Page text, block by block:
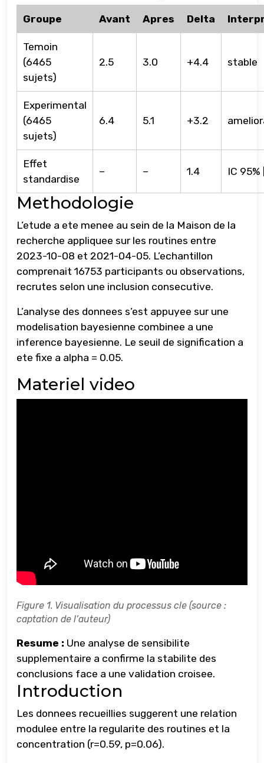
Groupe Avant Apres Delta
Temoin
(6465
sujets)
2.5 3.0 +4.4 stable
Experimental
(6465
sujets)
6.4 5.1 +3.2
Effet
standardise
– – 1.4 IC
Methodologie
L’etude a ete menee au sein de la Maison de la
recherche appliquee sur les routines entre
2023-10-08 et 2021-04-05. L’echantillon
comprenait 16753 participants ou observations,
recrutes selon une inclusion consecutive.
L’analyse des donnees s’est appuyee sur une
modelisation bayesienne combinee a une
inference bayesienne. Le seuil de signification a
ete fixe a alpha = 0.05.
Materiel video
Figure 1. Visualisation du processus cle (source :
captation de l’auteur)
Resume : Une analyse de sensibilite
supplementaire a confirme la stabilite des
conclusions face a une validation croisee.
Introduction
Les donnees recueillies suggerent une relation
modulee entre la regularite des routines et la
concentration (r=0.59, p=0.06).